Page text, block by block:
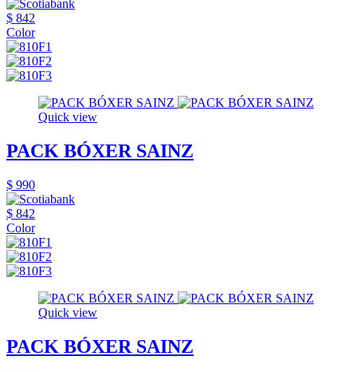
$ 842
Color
Quick view
PACK BÓXER SAINZ
$ 990
$ 842
Color
Quick view
PACK BÓXER SAINZ